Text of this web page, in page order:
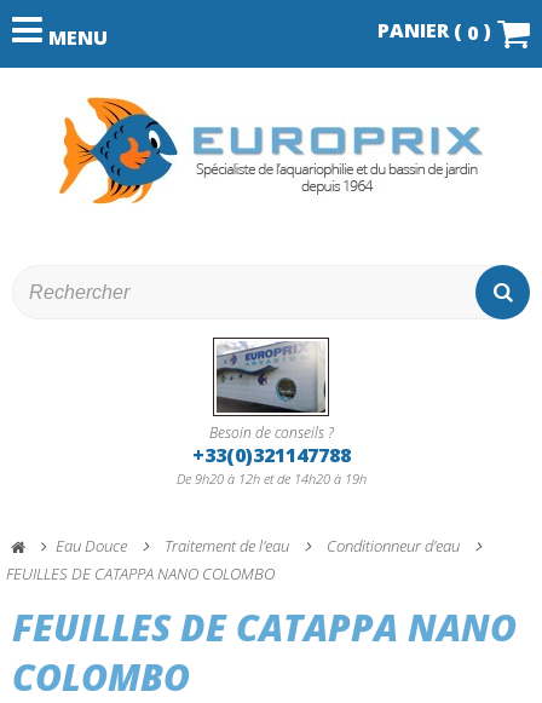
MENU PANIER ( 0 )
Besoin de conseils ?
+33(0)321147788
De 9h20 à 12h et de 14h20 à 19h
Eau Douce Traitement de l'eau
Conditionneur d'eau
FEUILLES DE CATAPPA NANO COLOMBO
FEUILLES DE CATAPPA NANO
COLOMBO